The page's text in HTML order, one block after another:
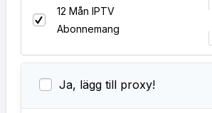
12 Mån IPTV
Abonnemang
Ja, lägg till proxy!